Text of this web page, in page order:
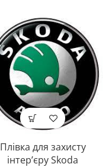
Плівка для захисту
інтер’єру Skoda